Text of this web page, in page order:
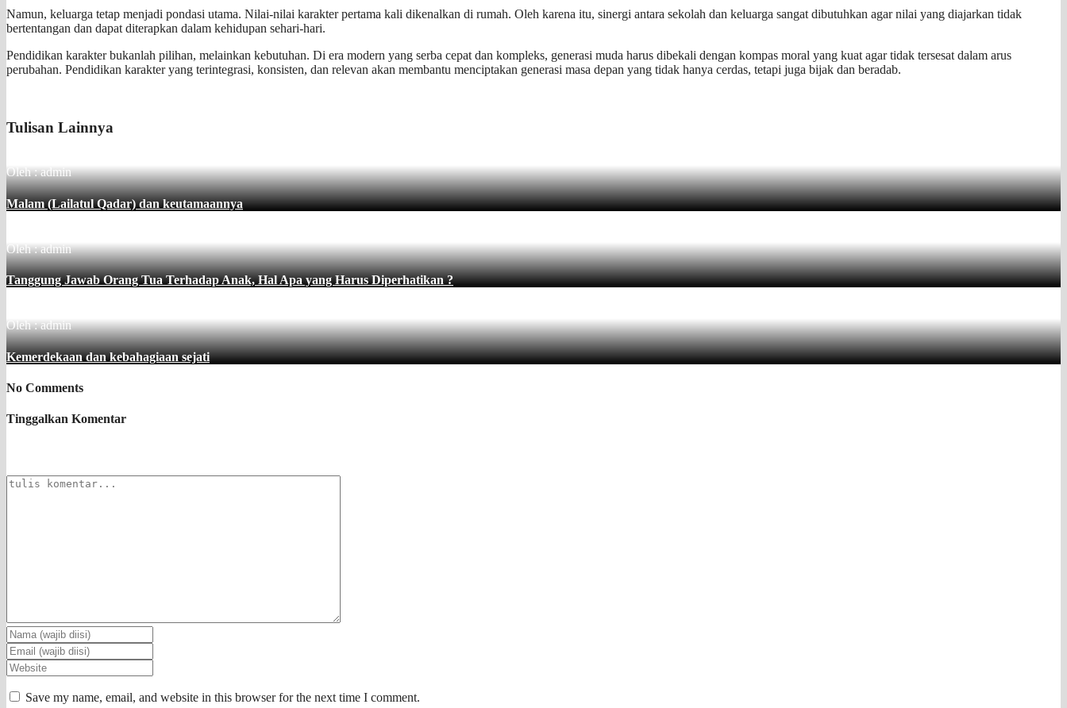
Namun, keluarga tetap menjadi pondasi utama. Nilai-nilai karakter pertama kali dikenalkan di rumah. Oleh karena itu, sinergi antara sekolah dan keluarga sangat dibutuhkan agar nilai yang diajarkan tidak
bertentangan dan dapat diterapkan dalam kehidupan sehari-hari.
Pendidikan karakter bukanlah pilihan, melainkan kebutuhan. Di era modern yang serba cepat dan kompleks, generasi muda harus dibekali dengan kompas moral yang kuat agar tidak tersesat dalam arus
perubahan. Pendidikan karakter yang terintegrasi, konsisten, dan relevan akan membantu menciptakan generasi masa depan yang tidak hanya cerdas, tetapi juga bijak dan beradab.
Tulisan Lainnya
Oleh : admin
Malam (Lailatul Qadar) dan keutamaannya
Oleh : admin
Tanggung Jawab Orang Tua Terhadap Anak, Hal Apa yang Harus Diperhatikan ?
Oleh : admin
Kemerdekaan dan kebahagiaan sejati
No Comments
Tinggalkan Komentar
Save my name, email, and website in this browser for the next time I comment.